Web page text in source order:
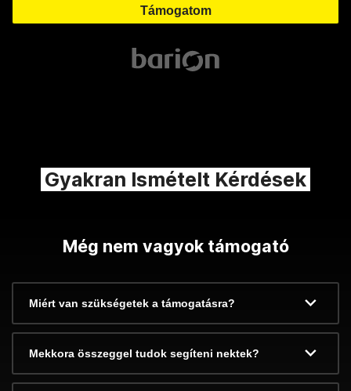
Gyakran Ismételt Kérdések
Még nem vagyok támogató
Miért van szükségetek a támogatásra?
Mekkora összeggel tudok segíteni nektek?